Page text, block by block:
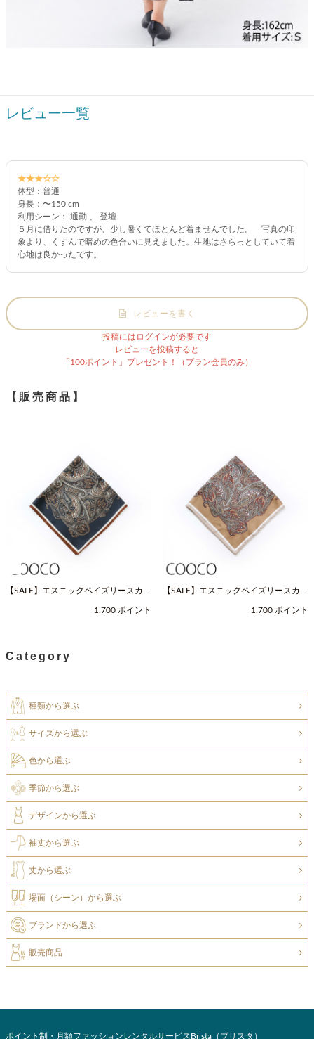
レビュー一覧
★★★☆☆
体型：普通
身長：〜150 cm
利用シーン： 通勤 、 登壇
５月に借りたのですが、少し暑くてほとんど着ませんでした。 写真の印
象より、くすんで暗めの色合いに見えました。生地はさらっとしていて着
心地は良かったです。
レビューを書く
投稿にはログインが必要です
レビューを投稿すると
「100ポイント」プレゼント！（プラン会員のみ）
【販売商品】
【SALE】エスニックペイズリースカー
1,700 ポイント
【SALE】エスニックペイズリースカー
1,700 ポイント
Category
種類から選ぶ
サイズから選ぶ
色から選ぶ
季節から選ぶ
デザインから選ぶ
袖丈から選ぶ
丈から選ぶ
場面（シーン）から選ぶ
ブランドから選ぶ
販売商品
ポイント制・月額ファッションレンタルサービスBrista（ブリスタ）